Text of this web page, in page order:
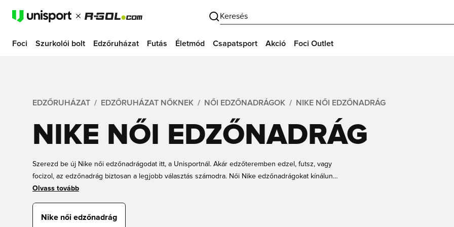
Keresés
Foci Szurkolói bolt Edzőruházat Futás Életmód Csapatsport Akció Foci Outlet
EDZŐRUHÁZAT EDZŐRUHÁZAT NŐKNEK NŐI EDZŐNADRÁGOK NIKE NŐI EDZŐNADRÁG
NIKE NŐI EDZŐNADRÁG
Szerezd be új Nike női edzőnadrágodat itt, a Unisportnál. Akár edzőteremben edzel, futsz, vagy
focizol, az edzőnadrág biztosan a legjobb választás számodra. Női Nike edzőnadrágokat kínálunk
számos kivitelben és méretben, hogy pontosan azt választhasd, amit keresel. Egyszerű online
Olvass tovább
Nike női edzőnadrág